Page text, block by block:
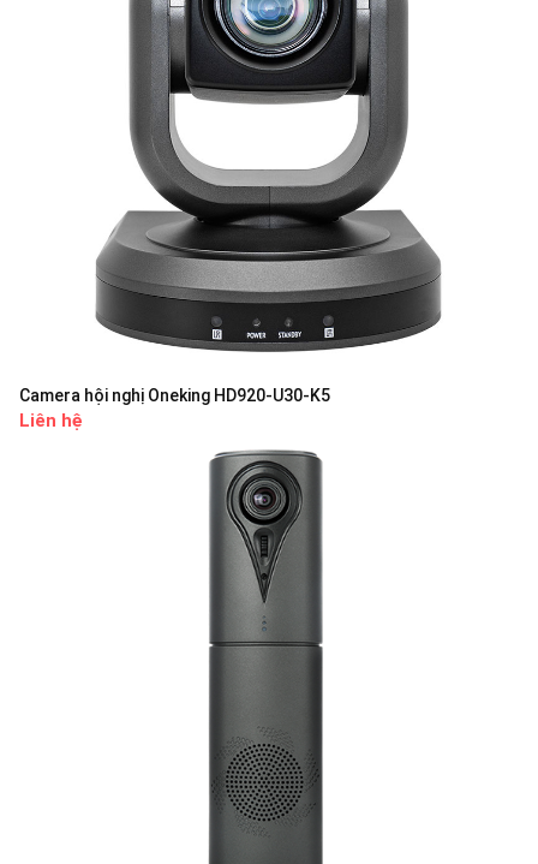
Camera hội nghị Oneking HD920-U30-K5
Liên hệ